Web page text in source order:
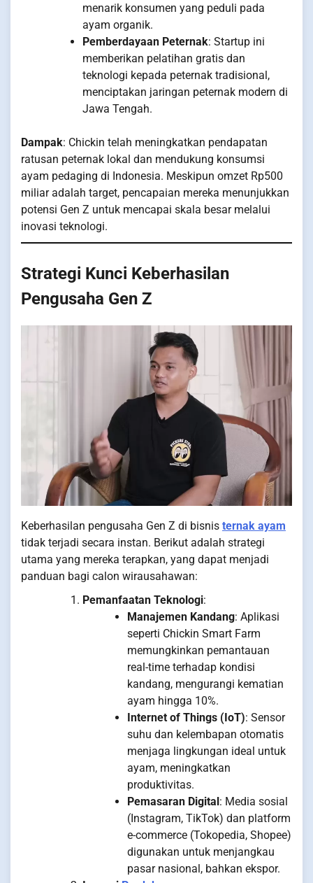
menarik konsumen yang peduli pada
ayam organik.
Pemberdayaan Peternak: Startup ini
memberikan pelatihan gratis dan
teknologi kepada peternak tradisional,
menciptakan jaringan peternak modern di
Jawa Tengah.
Dampak: Chickin telah meningkatkan pendapatan
ratusan peternak lokal dan mendukung konsumsi
ayam pedaging di Indonesia. Meskipun omzet Rp500
miliar adalah target, pencapaian mereka menunjukkan
potensi Gen Z untuk mencapai skala besar melalui
inovasi teknologi.
Strategi Kunci Keberhasilan
Pengusaha Gen Z
Keberhasilan pengusaha Gen Z di bisnis ternak ayam
tidak terjadi secara instan. Berikut adalah strategi
utama yang mereka terapkan, yang dapat menjadi
panduan bagi calon wirausahawan:
Pemanfaatan Teknologi:
Manajemen Kandang: Aplikasi
seperti Chickin Smart Farm
memungkinkan pemantauan
real-time terhadap kondisi
kandang, mengurangi kematian
ayam hingga 10%.
Internet of Things (IoT): Sensor
suhu dan kelembapan otomatis
menjaga lingkungan ideal untuk
ayam, meningkatkan
produktivitas.
Pemasaran Digital: Media sosial
(Instagram, TikTok) dan platform
e-commerce (Tokopedia, Shopee)
digunakan untuk menjangkau
pasar nasional, bahkan ekspor.